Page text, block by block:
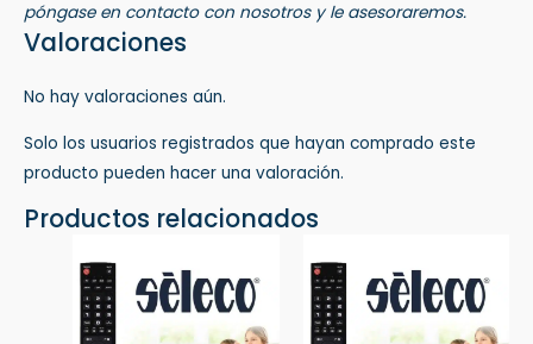
póngase en contacto con nosotros y le asesoraremos.
Valoraciones
No hay valoraciones aún.
Solo los usuarios registrados que hayan comprado este
producto pueden hacer una valoración.
Productos relacionados